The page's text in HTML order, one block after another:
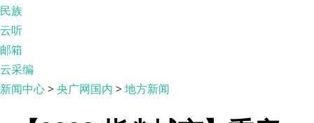
民族
云听
邮箱
云采编
新闻中心>央广网国内 >地方新闻